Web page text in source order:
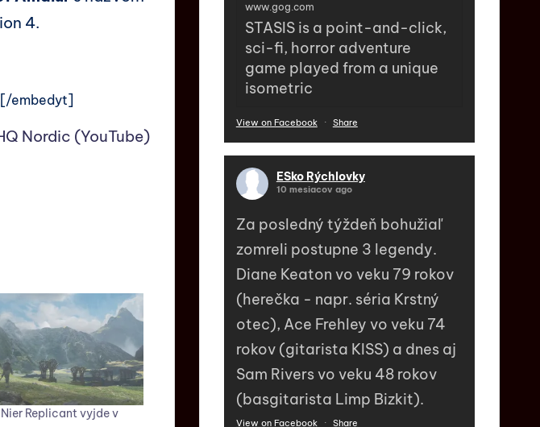
4.
embedyt]
Nordic (YouTube)
Replicant vyjde v
www.gog.com
STASIS is a point-and-click,
sci-fi, horror adventure
game played from a unique
isometric
View on Facebook · Share
ESko Rýchlovky
10 mesiacov ago
Za posledný týždeň bohužiaľ
zomreli postupne 3 legendy.
Diane Keaton vo veku 79 rokov
(herečka - napr. séria Krstný
otec), Ace Frehley vo veku 74
rokov (gitarista KISS) a dnes aj
Sam Rivers vo veku 48 rokov
(basgitarista Limp Bizkit).
View on Facebook · Share